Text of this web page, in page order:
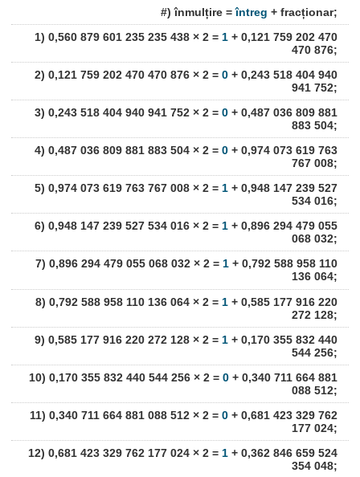
#) înmulțire =întreg + fracționar;
1) 0,560 879 601 235 235 438 × 2 = 1+ 0,121 759 202 470
470 876;
2) 0,121 759 202 470 470 876 × 2 = 0+ 0,243 518 404 940
941 752;
3) 0,243 518 404 940 941 752 × 2 = 0+ 0,487 036 809 881
883 504;
4) 0,487 036 809 881 883 504 × 2 = 0+ 0,974 073 619 763
767 008;
5) 0,974 073 619 763 767 008 × 2 = 1+ 0,948 147 239 527
534 016;
6) 0,948 147 239 527 534 016 × 2 = 1+ 0,896 294 479 055
068 032;
7) 0,896 294 479 055 068 032 × 2 = 1+ 0,792 588 958 110
136 064;
8) 0,792 588 958 110 136 064 × 2 = 1+ 0,585 177 916 220
272 128;
9) 0,585 177 916 220 272 128 × 2 = 1+ 0,170 355 832 440
544 256;
10) 0,170 355 832 440 544 256 × 2 = 0+ 0,340 711 664 881
088 512;
11) 0,340 711 664 881 088 512 × 2 = 0+ 0,681 423 329 762
177 024;
12) 0,681 423 329 762 177 024 × 2 = 1+ 0,362 846 659 524
354 048;